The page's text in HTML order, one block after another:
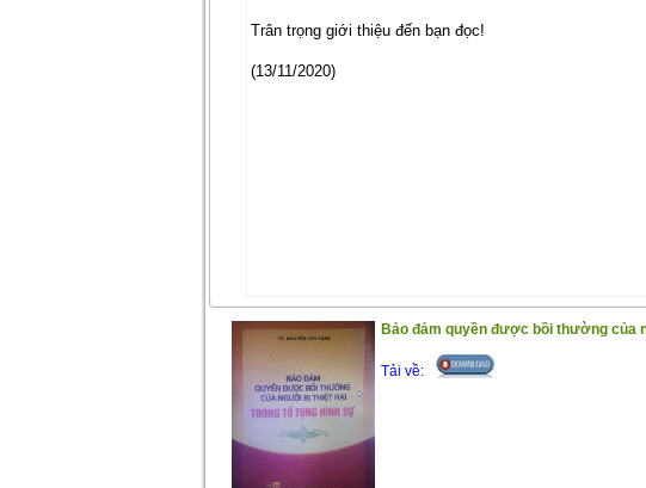
Trân trọng giới thiệu đến bạn đọc!
(13/11/2020)
Bảo đảm quyền được bồi thường của
Tải về: